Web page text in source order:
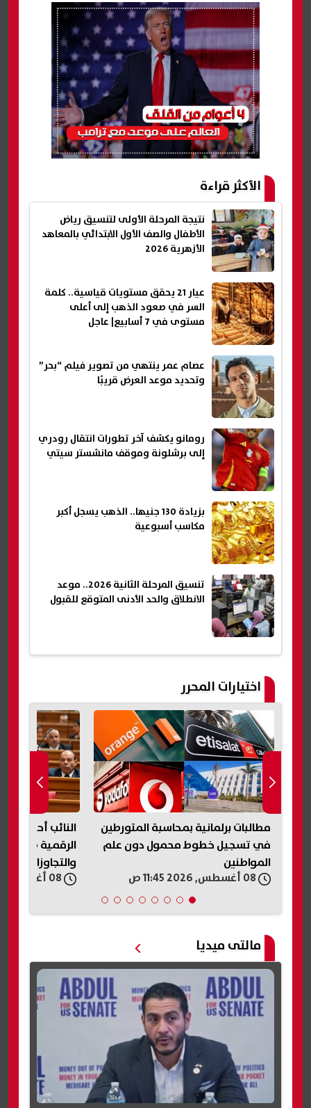
الأكثر قراءة
نتيجة المرحلة الأولى لتنسيق رياض
الأطفال والصف الأول الابتدائي بالمعاهد
الأزهرية 2026
عيار 21 يحقق مستويات قياسية.. كلمة
السر في صعود الذهب إلى أعلى
مستوى في 7 أسابيع| عاجل
عصام عمر ينتهي من تصوير فيلم “بحر”
وتحديد موعد العرض قريبًا
رومانو يكشف آخر تطورات انتقال رودري
إلى برشلونة وموقف مانشستر سيتي
بزيادة 130 جنيها.. الذهب يسجل أكبر
مكاسب أسبوعية
تنسيق المرحلة الثانية 2026.. موعد
الانطلاق والحد الأدنى المتوقع للقبول
اختيارات المحرر
مطالبات برلمانية بمحاسبة المتورطين
في تسجيل خطوط محمول دون علم
المواطنين
النائب أحمد
الرقمية ضرورة
والتجاوزات
مالتى ميديا